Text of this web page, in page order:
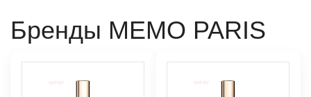
Бренды MEMO PARIS